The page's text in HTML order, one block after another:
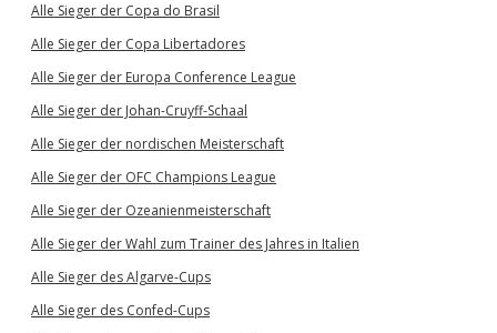
Alle Sieger der Copa do Brasil
Alle Sieger der Copa Libertadores
Alle Sieger der Europa Conference League
Alle Sieger der Johan-Cruyff-Schaal
Alle Sieger der nordischen Meisterschaft
Alle Sieger der OFC Champions League
Alle Sieger der Ozeanienmeisterschaft
Alle Sieger der Wahl zum Trainer des Jahres in Italien
Alle Sieger des Algarve-Cups
Alle Sieger des Confed-Cups